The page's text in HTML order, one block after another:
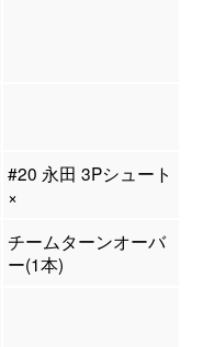
#20 永田 3Pシュート
×
チームターンオーバ
ー(1本)